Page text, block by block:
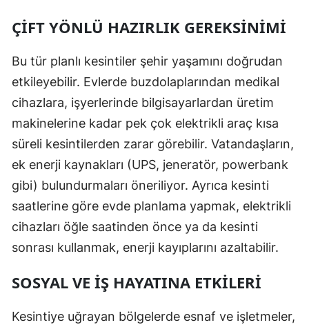
Samsun
Sinop
Sivas
Tekirdağ
Tokat
Trabzon
Tunceli
Şanlıurfa
Uşak
ÇIFT YÖNLÜ HAZIRLIK GEREKSINIMI
Bu tür planlı kesintiler şehir yaşamını doğrudan
etkileyebilir. Evlerde buzdolaplarından medikal
cihazlara, işyerlerinde bilgisayarlardan üretim
makinelerine kadar pek çok elektrikli araç kısa
süreli kesintilerden zarar görebilir. Vatandaşların,
ek enerji kaynakları (UPS, jeneratör, powerbank
gibi) bulundurmaları öneriliyor. Ayrıca kesinti
saatlerine göre evde planlama yapmak, elektrikli
cihazları öğle saatinden önce ya da kesinti
sonrası kullanmak, enerji kayıplarını azaltabilir.
SOSYAL VE İŞ HAYATINA ETKILERI
Kesintiye uğrayan bölgelerde esnaf ve işletmeler,